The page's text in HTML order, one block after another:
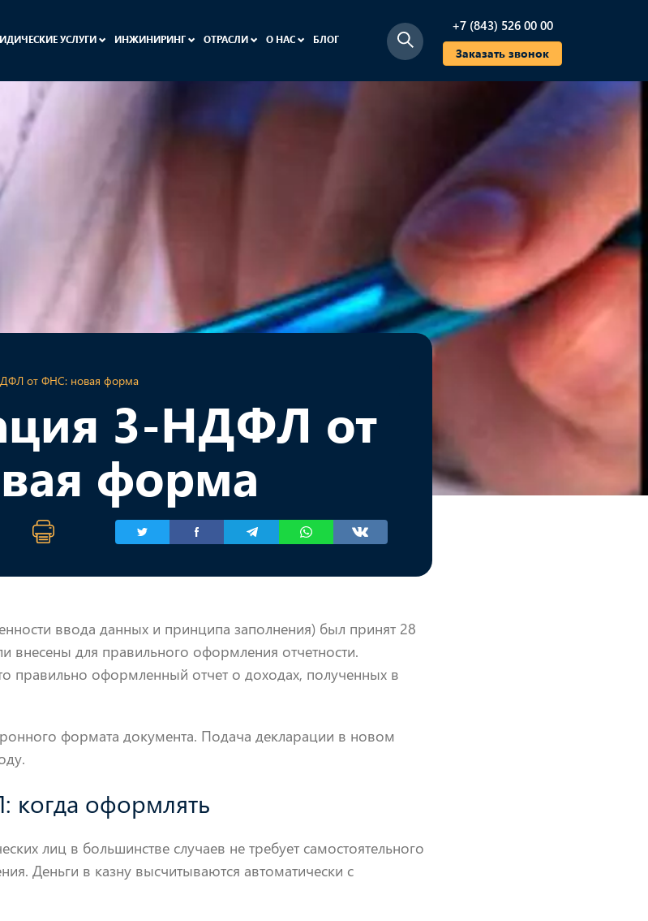
УСЛУГИ ИНЖИНИРИНГ ОТРАСЛИ О НАС БЛОГ
+7 (843) 526 00 00
Заказать звонок
от ФНС: новая форма
3-НДФЛ от
форма
ввода данных и принципа заполнения) был принят 28
внесены для правильного оформления отчетности.
оформленный отчет о доходах, полученных в
формата документа. Подача декларации в новом
оформлять
лиц в большинстве случаев не требует самостоятельного
Деньги в казну высчитываются автоматически с